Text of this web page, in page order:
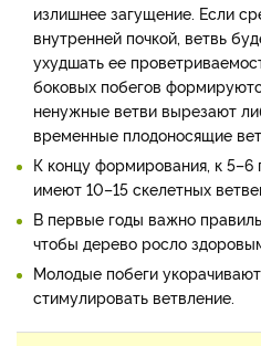
излишнее загущение. Если
внутренней почкой, ветвь
ухудшать ее
боковых побегов
ненужные ветви вырезают
временные плодоносящие
К концу формирования, к 5–6
имеют 10–15 скелетных
В первые годы важно
чтобы дерево росло
Молодые побеги
стимулировать ветвление.